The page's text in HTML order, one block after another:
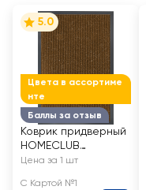
Цвета в ассортиме
нте
Баллы за отзыв
5.0
Коврик придверный
HOMECLUB
влаговпитывающий
Цена за 1 шт
С Картой №1